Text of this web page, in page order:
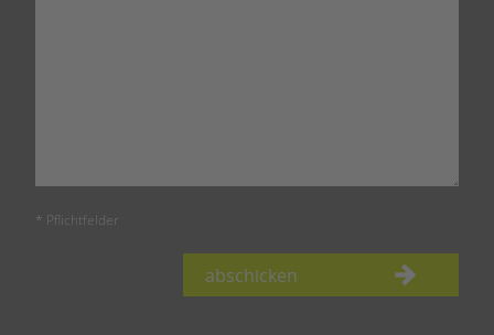
* Pflichtfelder
abschicken